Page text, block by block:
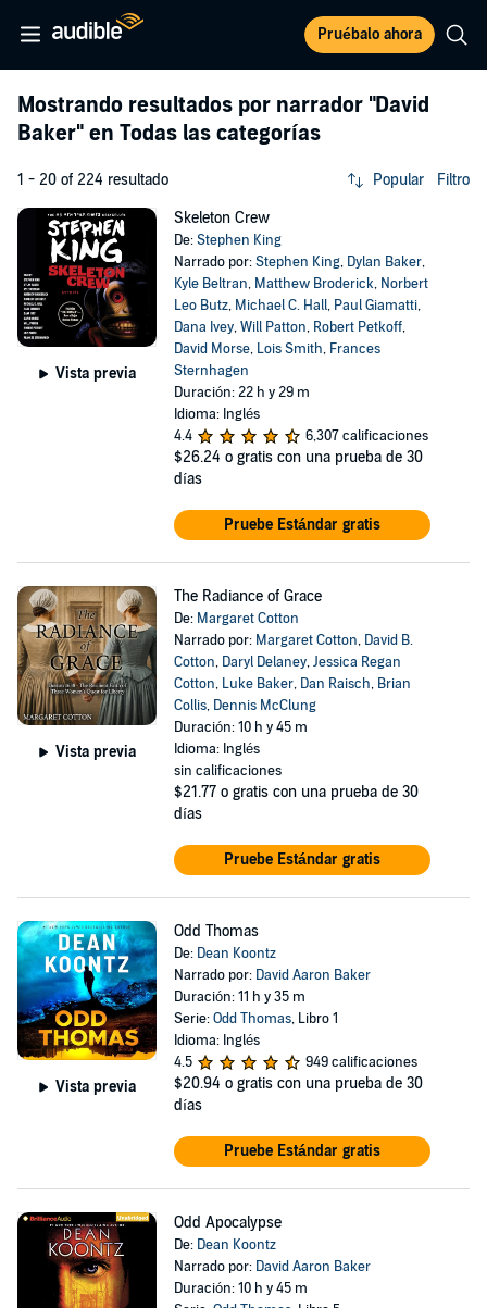
Pruébalo ahora
Mostrando resultados por narrador "David
Baker" en Todas las categorías
1 - 20 of 224 resultado Popular Filtro
Vista previa
Skeleton Crew
De:Stephen King
Narrado por:Stephen King, Dylan Baker,
Kyle Beltran, Matthew Broderick, Norbert
Leo Butz, Michael C. Hall, Paul Giamatti,
Dana Ivey,Will Patton, Robert Petkoff,
David Morse, Lois Smith, Frances
Sternhagen
Duración: 22 h y 29 m
Idioma: Inglés
4.4
6,307 calificaciones
$26.24 o gratis con una prueba de 30
días
Pruebe Estándar gratis
Vista previa
The Radiance of Grace
De: Margaret Cotton
Narrado por: Margaret Cotton, David B.
Cotton, Daryl Delaney,Jessica Regan
Cotton, Luke Baker, Dan Raisch, Brian
Collis, Dennis McClung
Duración: 10 h y 45 m
Idioma: Inglés
sin calificaciones
$21.77 o gratis con una prueba de 30
días
Pruebe Estándar gratis
Vista previa
Odd Thomas
De: Dean Koontz
Narrado por: David Aaron Baker
Duración: 11 h y 35 m
Serie:Odd Thomas, Libro 1
Idioma: Inglés
4.5
949 calificaciones
$20.94 o gratis con una prueba de 30
días
Pruebe Estándar gratis
Odd Apocalypse
De: Dean Koontz
Narrado por: David Aaron Baker
Duración: 10 h y 45 m